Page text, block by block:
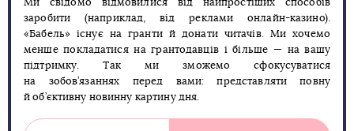
Ми свідомо відмовилися від найпростіших способів
заробити (наприклад, від реклами онлайн-казино).
«Бабель» існує на гранти й донати читачів. Ми хочемо
менше покладатися на грантодавців і більше — на вашу
підтримку. Так ми зможемо сфокусуватися
на зобов’язаннях перед вами: представляти повну
й об’єктивну новинну картину дня.